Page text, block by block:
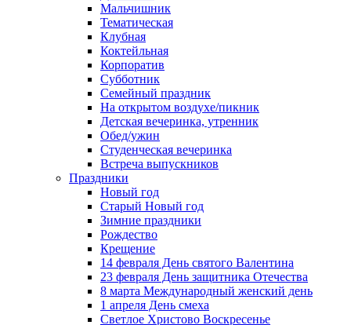
Мальчишник
Тематическая
Клубная
Коктейльная
Корпоратив
Субботник
Семейный праздник
На открытом воздухе/пикник
Детская вечеринка, утренник
Обед/ужин
Студенческая вечеринка
Встреча выпускников
Праздники
Новый год
Старый Новый год
Зимние праздники
Рождество
Крещение
14 февраля День святого Валентина
23 февраля День защитника Отечества
8 марта Международный женский день
1 апреля День смеха
Светлое Христово Воскресенье